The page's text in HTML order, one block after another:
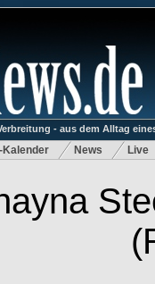
- aus dem Alltag
Kalender News Live